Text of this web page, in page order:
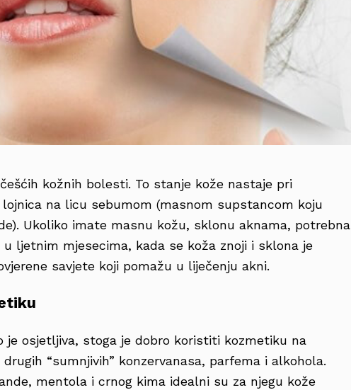
kožnih bolesti. To stanje kože nastaje pri
na licu sebumom (masnom supstancom koju
Ukoliko imate masnu kožu, sklonu aknama, potrebna
u ljetnim mjesecima, kada se koža znoji i sklona je
savjete koji pomažu u liječenju akni.
je osjetljiva, stoga je dobro koristiti kozmetiku na
“sumnjivih” konzervanasa, parfema i alkohola.
mentola i crnog kima idealni su za njegu kože